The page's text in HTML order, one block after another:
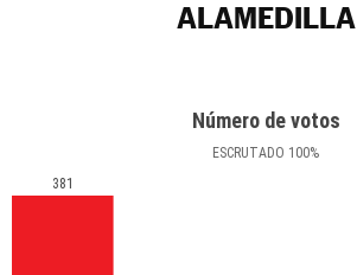
ALAMEDILLA
Número de votos
ESCRUTADO 100%
381